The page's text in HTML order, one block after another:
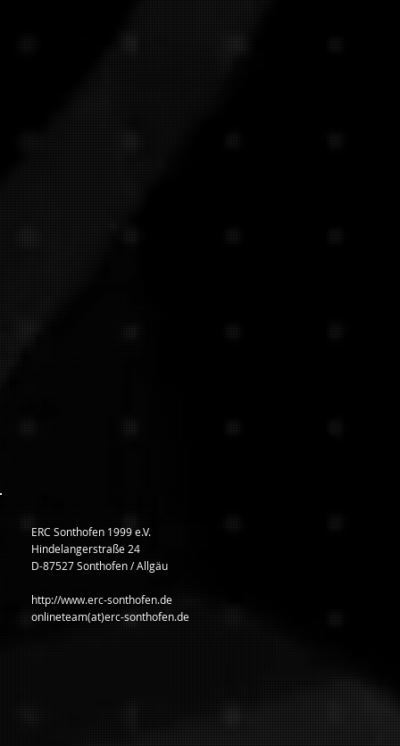
ERC Sonthofen 1999 e.V.
Hindelangerstraße 24
D-87527 Sonthofen / Allgäu
http://www.erc-sonthofen.de
onlineteam(at)erc-sonthofen.de